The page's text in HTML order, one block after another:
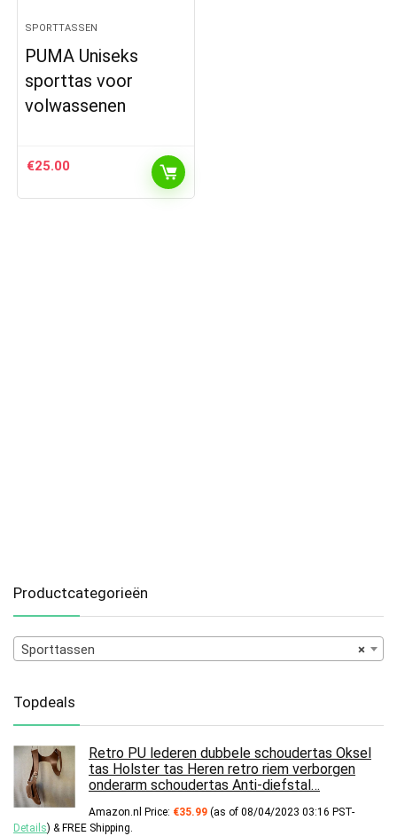
SPORTTASSEN
PUMA Uniseks
sporttas voor
volwassenen
€25.00
Productcategorieën
×
Sporttassen
Topdeals
Retro PU lederen dubbele schoudertas Oksel
tas Holster tas Heren retro riem verborgen
onderarm schoudertas Anti-diefstal…
Amazon.nl Price: €35.99 (as of 08/04/2023 03:16 PST-
Details) & FREE Shipping.